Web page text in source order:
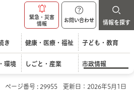
緊急・災害
情報
お問い合わせ 情報を探す
き 健康・医療・福祉 子ども・教育
環境 しごと・産業 市政情報
ページ番号 : 29955 更新日：2026年5月1日